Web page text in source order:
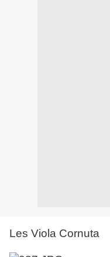
Les Viola Cornuta